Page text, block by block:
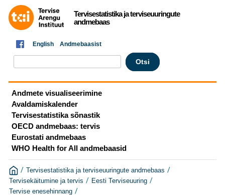
Tervisestatistika ja terviseuuringute
andmebaas
English Andmebaasist
Andmete visualiseerimine
Avaldamiskalender
Tervisestatistika sõnastik
OECD andmebaas: tervis
Eurostati andmebaas
WHO Health for All andmebaasid
/ Tervisestatistika ja terviseuuringute andmebaas /
Tervisekäitumine ja tervis / Eesti Terviseuuring /
Tervise enesehinnang /